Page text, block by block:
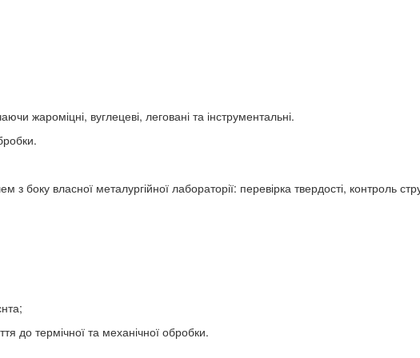
жароміцні, вуглецеві, леговані та інструментальні.
боку власної металургійної лабораторії: перевірка твердості, контроль
до термічної та механічної обробки.